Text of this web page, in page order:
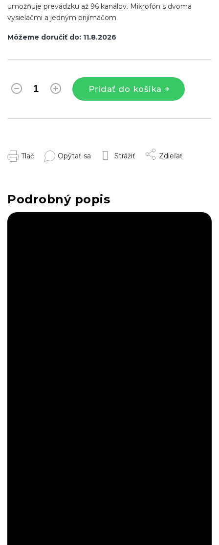
Môžeme doručiť do: 11.8.2026
Pridať do košíka
umožňuje prevádzku až 96 kanálov. Mikrofón s dvoma
vysielačmi a jedným prijímačom.
Tlač Opýtať sa Strážiť Zdieľať
Podrobný popis